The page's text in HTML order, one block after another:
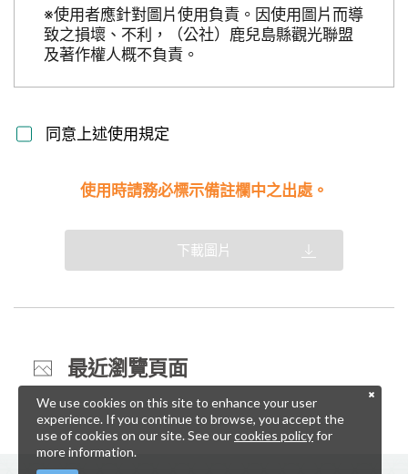
※使用者應針對圖片使用負責。因使用圖片而導
致之損壞、不利，（公社）鹿兒島縣觀光聯盟
及著作權人概不負責。
同意上述使用規定
使用時請務必標示備註欄中之出處。
下載圖片
最近瀏覽頁面
We use cookies on this site to enhance your user
experience. If you continue to browse, you accept the
use of cookies on our site. See ourcookies policyfor
more information.